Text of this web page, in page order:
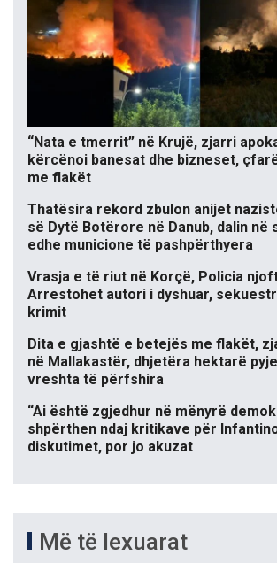
“Nata e tmerrit” në Krujë, zjarri
kërcënoi banesat dhe bizneset,
me flakët
Thatësira rekord zbulon anijet
së Dytë Botërore në Danub, dalin në
edhe municione të pashpërthyera
Vrasja e të riut në Korçë, Policia
Arrestohet autori i dyshuar,
krimit
Dita e gjashtë e betejës me flakët,
në Mallakastër, dhjetëra hektarë
vreshta të përfshira
“Ai është zgjedhur në mënyrë
shpërthen ndaj kritikave për
diskutimet, por jo akuzat
Më të lexuarat